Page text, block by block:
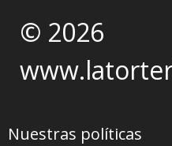
© 2026
Nuestras políticas